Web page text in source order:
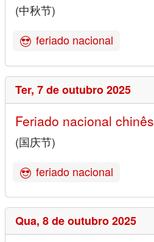
(中秋节)
feriado nacional
Ter, 7 de outubro 2025
Feriado nacional chinês
(国庆节)
feriado nacional
Qua, 8 de outubro 2025